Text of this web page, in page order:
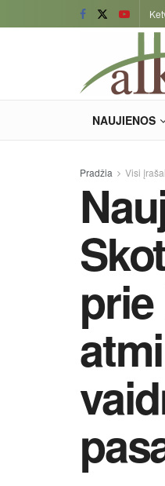
NAUJIENOS
Pradžia Visi įrašai